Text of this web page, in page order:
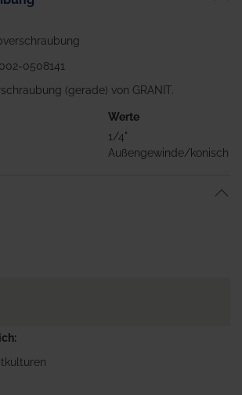
0508141
(gerade) von GRANIT.
Werte
1/4"
Außengewinde/konisch